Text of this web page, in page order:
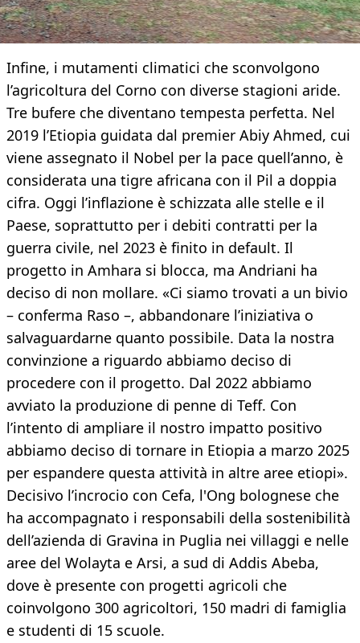
Infine, i mutamenti climatici che sconvolgono
l’agricoltura del Corno con diverse stagioni aride.
Tre bufere che diventano tempesta perfetta. Nel
2019 l’Etiopia guidata dal premier Abiy Ahmed, cui
viene assegnato il Nobel per la pace quell’anno, è
considerata una tigre africana con il Pil a doppia
cifra. Oggi l’inflazione è schizzata alle stelle e il
Paese, soprattutto per i debiti contratti per la
guerra civile, nel 2023 è finito in default. Il
progetto in Amhara si blocca, ma Andriani ha
deciso di non mollare. «Ci siamo trovati a un bivio
– conferma Raso –, abbandonare l’iniziativa o
salvaguardarne quanto possibile. Data la nostra
convinzione a riguardo abbiamo deciso di
procedere con il progetto. Dal 2022 abbiamo
avviato la produzione di penne di Teff. Con
l’intento di ampliare il nostro impatto positivo
abbiamo deciso di tornare in Etiopia a marzo 2025
per espandere questa attività in altre aree etiopi».
Decisivo l’incrocio con Cefa, l'Ong bolognese che
ha accompagnato i responsabili della sostenibilità
dell’azienda di Gravina in Puglia nei villaggi e nelle
aree del Wolayta e Arsi, a sud di Addis Abeba,
dove è presente con progetti agricoli che
coinvolgono 300 agricoltori, 150 madri di famiglia
e studenti di 15 scuole.